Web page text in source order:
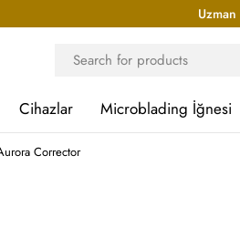
Uzman
Cihazlar Microblading İğnesi
Corrector